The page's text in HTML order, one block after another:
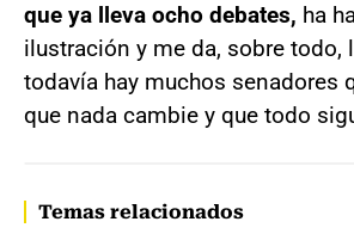
que ya lleva ocho debates, ha
ilustración y me da, sobre todo,
todavía hay muchos senadores
que nada cambie y que todo
Temas relacionados